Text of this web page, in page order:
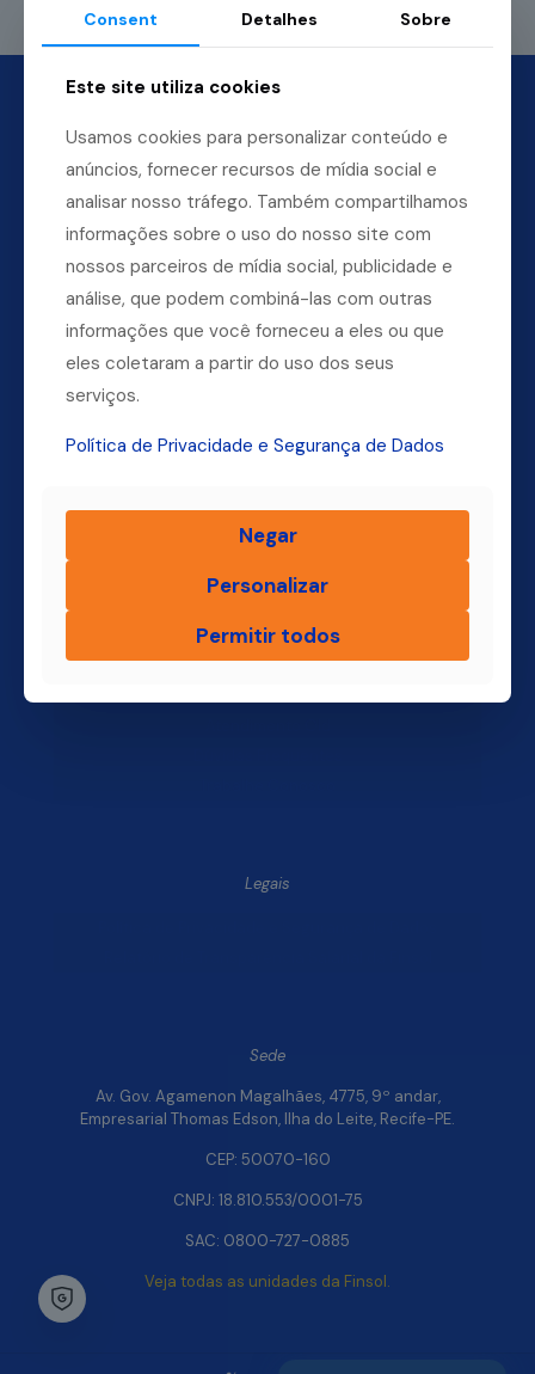
Dúvidas? Ligue para a nossa central.
(11) 4004-3500
Home
Quem Somos
Blog Finsol
Onde Estamos
Legais
Sede
Av. Gov. Agamenon Magalhães, 4775, 9º andar,
Empresarial Thomas Edson, Ilha do Leite, Recife-PE.
CEP: 50070-160
CNPJ: 18.810.553/0001-75
SAC: 0800-727-0885
Veja todas as unidades da Finsol.
Consent Detalhes Sobre
Este site utiliza cookies
Usamos cookies para personalizar conteúdo e
anúncios, fornecer recursos de mídia social e
analisar nosso tráfego. Também compartilhamos
informações sobre o uso do nosso site com
nossos parceiros de mídia social, publicidade e
análise, que podem combiná-las com outras
informações que você forneceu a eles ou que
eles coletaram a partir do uso dos seus
serviços.
Política de Privacidade e Segurança de Dados
Negar
Personalizar
Permitir todos